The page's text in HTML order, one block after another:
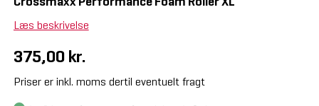
Læs beskrivelse
375,00 kr.
Priser er inkl. moms dertil eventuelt fragt